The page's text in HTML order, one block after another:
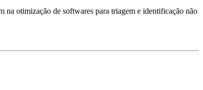
na otimização de softwares para triagem e identificação não